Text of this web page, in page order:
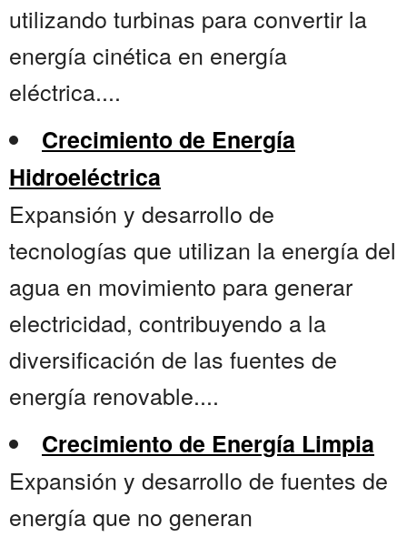
utilizando turbinas para convertir la
energía cinética en energía
eléctrica....
Crecimiento de Energía
Hidroeléctrica
Expansión y desarrollo de
tecnologías que utilizan la energía del
agua en movimiento para generar
electricidad, contribuyendo a la
diversificación de las fuentes de
energía renovable....
Crecimiento de Energía Limpia
Expansión y desarrollo de fuentes de
energía que no generan